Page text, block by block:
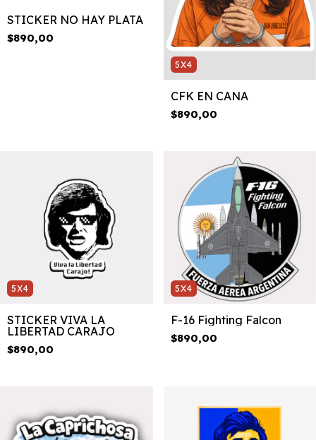
STICKER NO HAY PLATA
$890,00
5X4
CFK EN CANA
$890,00
5X4
STICKER VIVA LA
LIBERTAD CARAJO
$890,00
5X4
F-16 Fighting Falcon
$890,00